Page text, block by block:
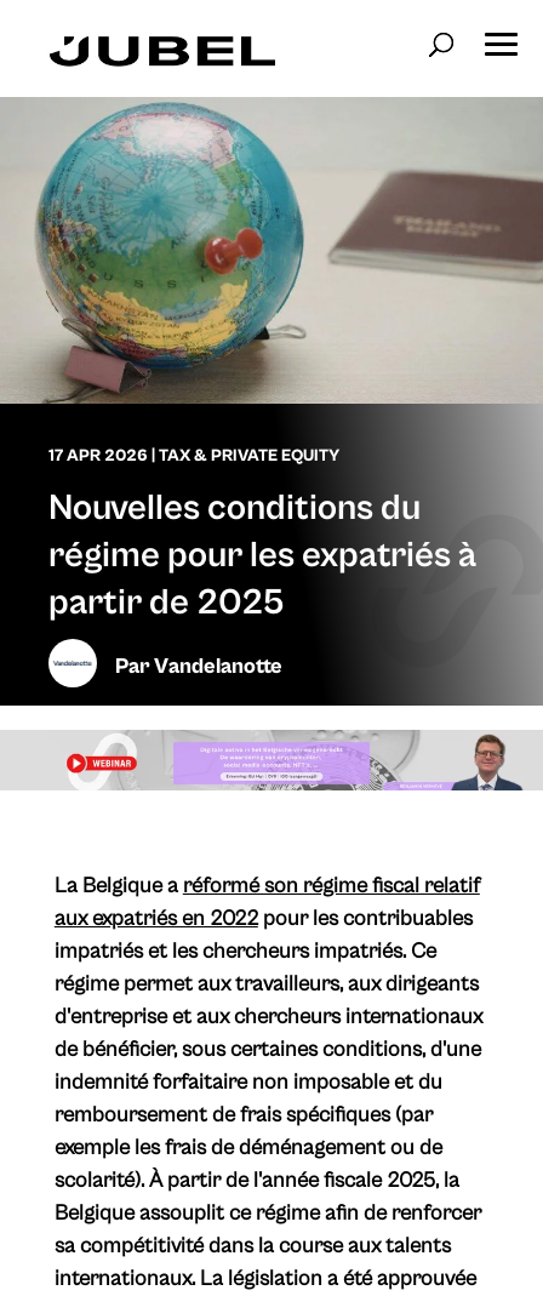
17 APR 2026 TAX & PRIVATE EQUITY
Nouvelles conditions du
régime pour les expatriés à
partir de 2025
ParVandelanotte
​La Belgique a réformé son régime fiscal relatif
aux expatriés en 2022pour les contribuables
impatriés et les chercheurs impatriés. Ce
régime permet aux travailleurs, aux dirigeants
d'entreprise et aux chercheurs internationaux
de bénéficier, sous certaines conditions, d'une
indemnité forfaitaire non imposable et du
remboursement de frais spécifiques (par
exemple les frais de déménagement ou de
scolarité). À partir de l'année fiscale 2025, la
Belgique assouplit ce régime afin de renforcer
sa compétitivité dans la course aux talents
internationaux. La législation a été approuvée